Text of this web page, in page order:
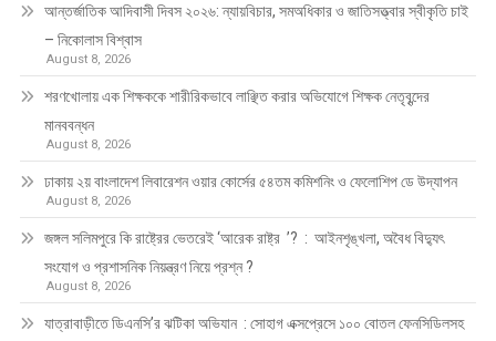
আন্তর্জাতিক আদিবাসী দিবস ২০২৬: ন্যায়বিচার, সমঅধিকার ও জাতিসত্ত্বার স্বীকৃতি চাই
– নিকোলাস বিশ্বাস
August 8, 2026
শরণখোলায় এক শিক্ষককে শারীরিকভাবে লাঞ্ছিত করার অভিযোগে শিক্ষক নেতৃবৃন্দের
মানববন্ধন
August 8, 2026
ঢাকায় ২য় বাংলাদেশ লিবারেশন ওয়ার কোর্সের ৫৪তম কমিশনিং ও ফেলোশিপ ডে উদ্‌যাপন
August 8, 2026
জঙ্গল সলিমপুরে কি রাষ্ট্রের ভেতরেই ‘আরেক রাষ্ট্র ’? : আইনশৃঙ্খলা, অবৈধ বিদ্যুৎ
সংযোগ ও প্রশাসনিক নিয়ন্ত্রণ নিয়ে প্রশ্ন ?
August 8, 2026
যাত্রাবাড়ীতে ডিএনসি’র ঝটিকা অভিযান : সোহাগ এক্সপ্রেসে ১০০ বোতল ফেনসিডিলসহ